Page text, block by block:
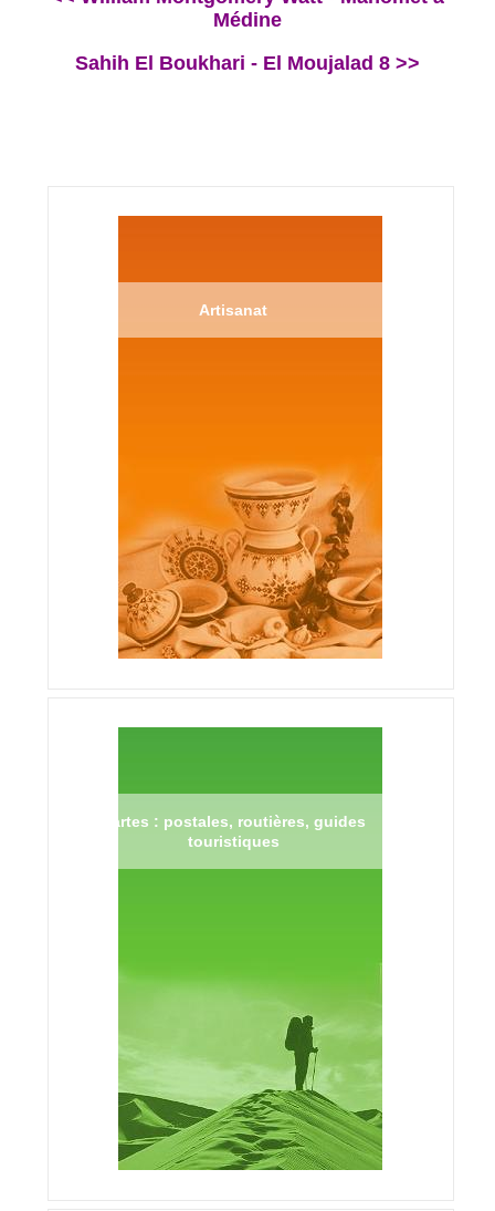
Médine
Sahih El Boukhari - El Moujalad 8 >>
Artisanat
Cartes : postales, routières, guides
touristiques